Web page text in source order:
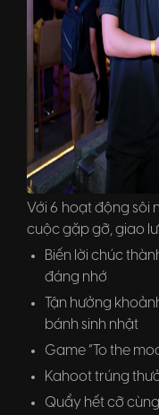
Với 6 hoạt động sôi
cuộc gặp gỡ, giao
Biến lời chúc
đáng nhớ
Tận hưởng
bánh sinh nhật
Game “To the
Kahoot trúng
Quẩy hết cỡ cùng